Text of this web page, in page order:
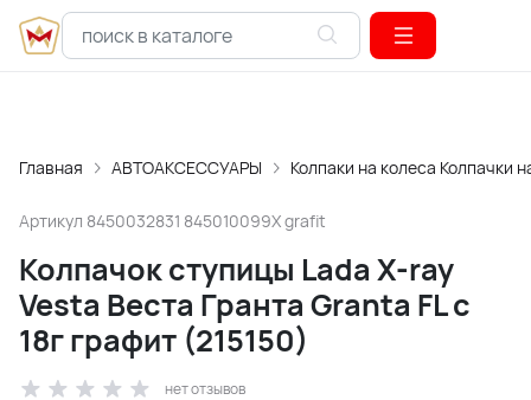
Главная АВТОАКСЕССУАРЫ Колпаки на колеса Колпачки
Артикул 8450032831 845010099X grafit
Колпачок ступицы Lada X-ray
Vesta Веста Гранта Granta FL с
18г графит (215150)
нет отзывов